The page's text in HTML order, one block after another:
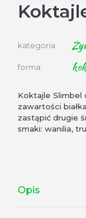
kategoria
forma
Koktajle Slimbel
zawartości
zastąpić drugie
smaki: wanilia,
Opis